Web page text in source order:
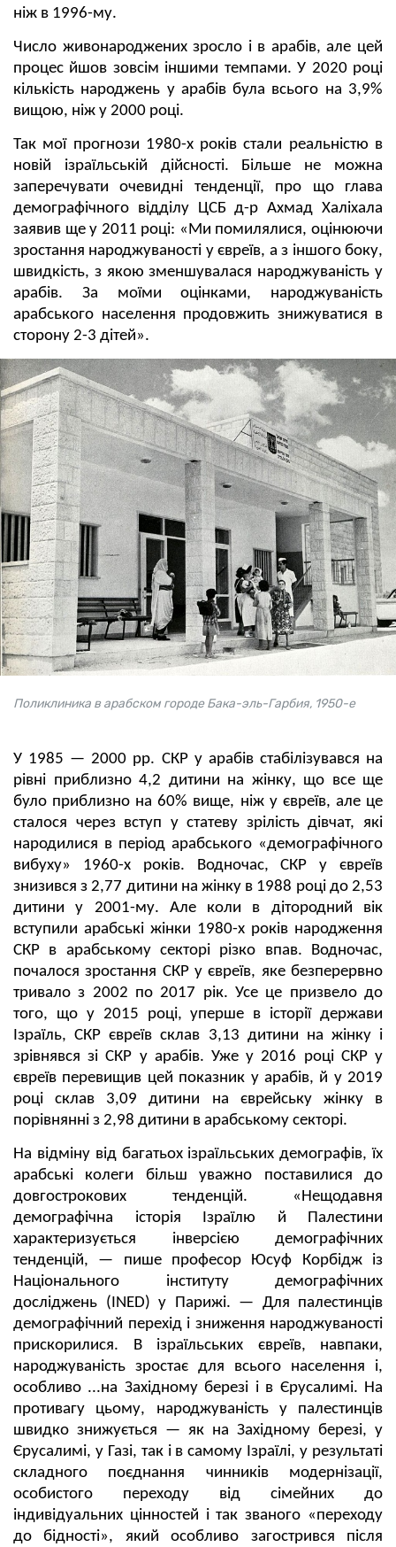
ніж в 1996-му.
Число живонароджених зросло і в арабів, але цей
процес йшов зовсім іншими темпами. У 2020 році
кількість народжень у арабів була всього на 3,9%
вищою, ніж у 2000 році.
Так мої прогнози 1980-х років стали реальністю в
новій ізраїльській дійсності. Більше не можна
заперечувати очевидні тенденції, про що глава
демографічного відділу ЦСБ д-р Ахмад Халіхала
заявив ще у 2011 році: «Ми помилялися, оцінюючи
зростання народжуваності у євреїв, а з іншого боку,
швидкість, з якою зменшувалася народжуваність у
арабів. За моїми оцінками, народжуваність
арабського населення продовжить знижуватися в
сторону 2-3 дітей».
Поликлиника в арабском городе Бака-эль-Гарбия, 1950-е
У 1985 — 2000 рр. СКР у арабів стабілізувався на
рівні приблизно 4,2 дитини на жінку, що все ще
було приблизно на 60% вище, ніж у євреїв, але це
сталося через вступ у статеву зрілість дівчат, які
народилися в період арабського «демографічного
вибуху» 1960-х років. Водночас, СКР у євреїв
знизився з 2,77 дитини на жінку в 1988 році до 2,53
дитини у 2001-му. Але коли в дітородний вік
вступили арабські жінки 1980-х років народження
СКР в арабському секторі різко впав. Водночас,
почалося зростання СКР у євреїв, яке безперервно
тривало з 2002 по 2017 рік. Усе це призвело до
того, що у 2015 році, уперше в історії держави
Ізраїль, СКР євреїв склав 3,13 дитини на жінку і
зрівнявся зі СКР у арабів. Уже у 2016 році СКР у
євреїв перевищив цей показник у арабів, й у 2019
році склав 3,09 дитини на єврейську жінку в
порівнянні з 2,98 дитини в арабському секторі.
На відміну від багатьох ізраїльських демографів, їх
арабські колеги більш уважно поставилися до
довгострокових тенденцій. «Нещодавня
демографічна історія Ізраїлю й Палестини
характеризується інверсією демографічних
тенденцій, — пише професор Юсуф Корбідж із
Національного інституту демографічних
досліджень (INED) у Парижі. — Для палестинців
демографічний перехід і зниження народжуваності
прискорилися. В ізраїльських євреїв, навпаки,
народжуваність зростає для всього населення і,
особливо ...на Західному березі і в Єрусалимі. На
противагу цьому, народжуваність у палестинців
швидко знижується — як на Західному березі, у
Єрусалимі, у Газі, так і в самому Ізраїлі, у результаті
складного поєднання чинників модернізації,
особистого переходу від сімейних до
індивідуальних цінностей і так званого «переходу
до бідності», який особливо загострився після